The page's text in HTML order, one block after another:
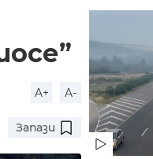
A+ A-
Запази